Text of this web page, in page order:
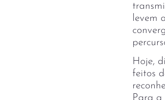
levem
Hoje,
feitos